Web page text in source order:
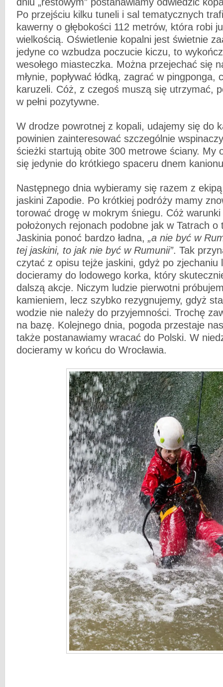
Po przejściu kilku tuneli i sal tematycznych
kawerny o głębokości 112 metrów, która robi
wielkością. Oświetlenie kopalni jest świetnie
jedyne co wzbudza poczucie kiczu, to
wesołego miasteczka. Można przejechać się
młynie, popływać łódką, zagrać w pingponga,
karuzeli. Cóż, z czegoś muszą się utrzymać,
w pełni pozytywne.
W drodze powrotnej z kopali, udajemy się do
powinien zainteresować szczególnie
ścieżki startują obite 300 metrowe ściany. My
się jedynie do krótkiego spaceru dnem
Następnego dnia wybieramy się razem z
jaskini Zapodie. Po krótkiej podróży mamy
torować drogę w mokrym śniegu. Cóż warunki
położonych rejonach podobne jak w Tatrach
Jaskinia ponoć bardzo ładna, „a nie być w
tej jaskini, to jak nie być w Rumunii”. Tak
czytać z opisu tejże jaskini, gdyż po zjechaniu
docieramy do lodowego korka, który
dalszą akcje. Niczym ludzie pierwotni
kamieniem, lecz szybko rezygnujemy, gdyż
wodzie nie należy do przyjemności. Trochę
na bazę. Kolejnego dnia, pogoda przestaje
także postanawiamy wracać do Polski. W
docieramy w końcu do Wrocławia.